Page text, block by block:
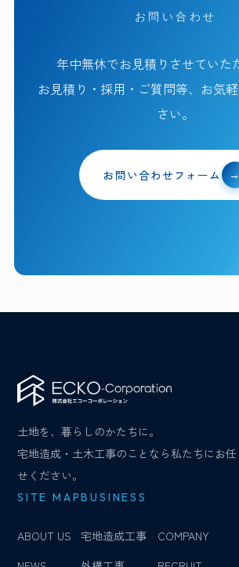
お問い合わせ
年中無休でお見積りさせていた
お見積り・採用・ご質問等、お気
さい。
お問い合わせフォーム →
土地を、暮らしのかたちに。
宅地造成・土木工事のことなら私たちにお任
せください。
SITE MAP
ABOUT US
BUSINESS
宅地造成工事
COMPANY